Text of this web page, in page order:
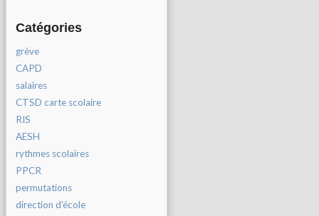
Catégories
grève
CAPD
salaires
CTSD carte scolaire
RIS
AESH
rythmes scolaires
PPCR
permutations
direction d'école